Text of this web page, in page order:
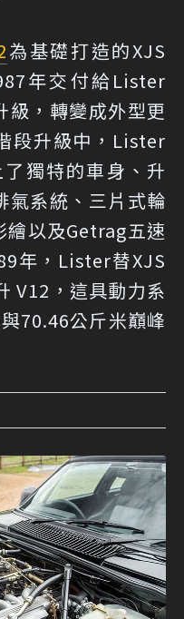
為基礎打造的XJS
年交付給Lister
級，轉變成外型更
段升級中，Lister
獨特的車身、升
氣系統、三片式輪
繪以及Getrag五速
年，Lister替XJS
V12，這具動力系
70.46公斤米巔峰